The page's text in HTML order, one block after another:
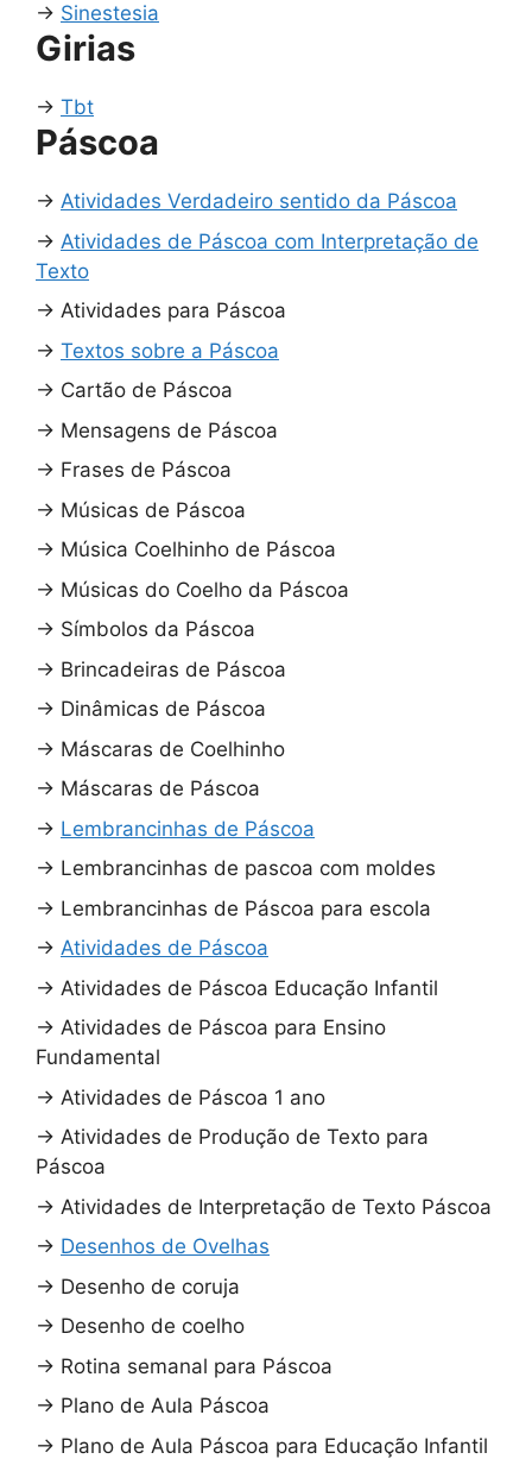
→ Sinestesia
Girias
→ Tbt
Páscoa
→ Atividades Verdadeiro sentido da Páscoa
→ Atividades de Páscoa com Interpretação de
Texto
→ Atividades para Páscoa
→ Textos sobre a Páscoa
→ Cartão de Páscoa
→ Mensagens de Páscoa
→ Frases de Páscoa
→ Músicas de Páscoa
→ Música Coelhinho de Páscoa
→ Músicas do Coelho da Páscoa
→ Símbolos da Páscoa
→ Brincadeiras de Páscoa
→ Dinâmicas de Páscoa
→ Máscaras de Coelhinho
→ Máscaras de Páscoa
→ Lembrancinhas de Páscoa
→ Lembrancinhas de pascoa com moldes
→ Lembrancinhas de Páscoa para escola
→ Atividades de Páscoa
→ Atividades de Páscoa Educação Infantil
→ Atividades de Páscoa para Ensino
Fundamental
→ Atividades de Páscoa 1 ano
→ Atividades de Produção de Texto para
Páscoa
→ Atividades de Interpretação de Texto Páscoa
→ Desenhos de Ovelhas
→ Desenho de coruja
→ Desenho de coelho
→ Rotina semanal para Páscoa
→ Plano de Aula Páscoa
→ Plano de Aula Páscoa para Educação Infantil